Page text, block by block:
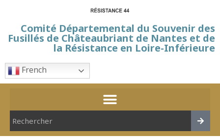
Comité Départemental du Souvenir des
Fusillés de Châteaubriant de Nantes et de
la Résistance en Loire-Inférieure
French